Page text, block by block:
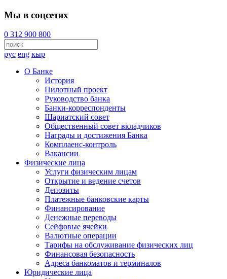
Мы в соцсетях
0 312 900 800
рус eng кыр
О Банке
История
Пилотный проект
Руководство банка
Банки-корреспонденты
Шариатский совет
Общественный совет вкладчиков
Награды и достижения Банка
Комплаенс-контроль
Вакансии
Физические лица
Услуги физическим лицам
Открытие и ведение счетов
Депозиты
Платежные банковские карты
Финансирование
Денежные переводы
Сейфовые ячейки
Валютные операции
Тарифы на обслуживание физических лиц
Финансовая безопасность
Адреса банкоматов и терминалов
Юридические лица